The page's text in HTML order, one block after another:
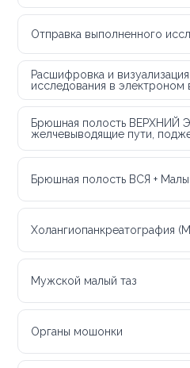
Отправка выполненного
Расшифровка и
исследования в
Брюшная полость ВЕРХНИЙ
желчевыводящие пути,
Брюшная полость ВСЯ +
Холангиопанкреатография
Мужской малый таз
Органы мошонки